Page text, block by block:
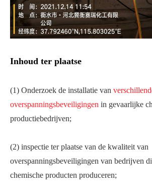
Inhoud ter plaatse
(1) Onderzoek de installatie van
overspanningsbeveiligingen in gevaarlijke
productiebedrijven;
(2) inspectie ter plaatse van de kwaliteit van
overspanningsbeveiligingen van bedrijven
chemische producten produceren;